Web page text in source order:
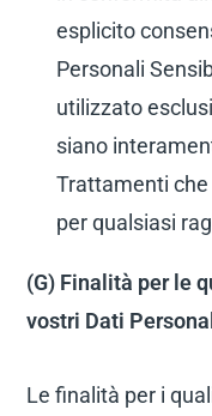
esplicito
Personali
utilizzato
siano
Trattamenti
per qualsiasi
(G) Finalità per le
vostri Dati
Le finalità per i